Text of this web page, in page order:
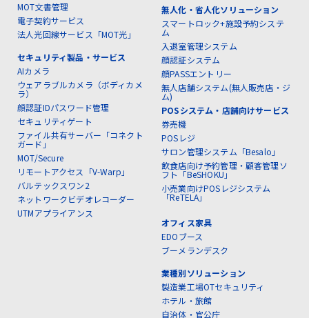
MOT文書管理
電子契約サービス
法人光回線サービス「MOT光」
セキュリティ製品・サービス
AIカメラ
ウェアラブルカメラ（ボディカメ
ラ）
顔認証IDパスワード管理
セキュリティゲート
ファイル共有サーバー「コネクト
ガード」
MOT/Secure
リモートアクセス「V-Warp」
バルテックスワン2
ネットワークビデオレコーダー
UTMアプライアンス
無人化・省人化ソリューション
スマートロック+施設予約システ
ム
入退室管理システム
顔認証システム
顔PASSエントリー
無人店舗システム(無人販売店・ジ
ム)
POSシステム・店舗向けサービス
券売機
POSレジ
サロン管理システム「Besalo」
飲食店向け予約管理・顧客管理ソ
フト「BeSHOKU」
小売業向けPOSレジシステム
「ReTELA」
オフィス家具
EDOブース
ブーメランデスク
業種別ソリューション
製造業工場OTセキュリティ
ホテル・旅館
自治体・官公庁